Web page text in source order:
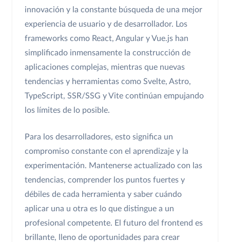
innovación y la constante búsqueda de una mejor
experiencia de usuario y de desarrollador. Los
frameworks como React, Angular y Vue.js han
simplificado inmensamente la construcción de
aplicaciones complejas, mientras que nuevas
tendencias y herramientas como Svelte, Astro,
TypeScript, SSR/SSG y Vite continúan empujando
los límites de lo posible.
Para los desarrolladores, esto significa un
compromiso constante con el aprendizaje y la
experimentación. Mantenerse actualizado con las
tendencias, comprender los puntos fuertes y
débiles de cada herramienta y saber cuándo
aplicar una u otra es lo que distingue a un
profesional competente. El futuro del frontend es
brillante, lleno de oportunidades para crear